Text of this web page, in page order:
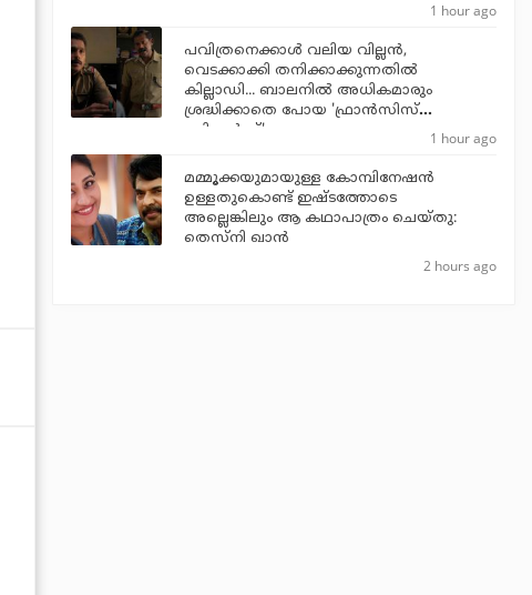
1 hour ago
പവിത്രനെക്കാള്‍ വലിയ വില്ലന്‍,
വെടക്കാക്കി തനിക്കാക്കുന്നതില്‍
കില്ലാഡി... ബാലനില്‍ അധികമാരും
ശ്രദ്ധിക്കാതെ പോയ 'ഫ്രാന്‍സിസ്
ബ്രില്യന്‍സ്'
1 hour ago
മമ്മൂക്കയുമായുള്ള കോമ്പിനേഷൻ
ഉള്ളതുകൊണ്ട് ഇഷ്ടത്തോടെ
അല്ലെങ്കിലും ആ കഥാപാത്രം ചെയ്തു:
തെസ്നി ഖാൻ
2 hours ago